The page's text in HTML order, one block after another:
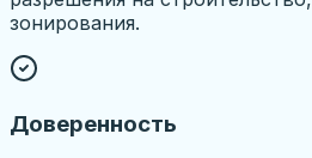
зонирования.
Доверенность